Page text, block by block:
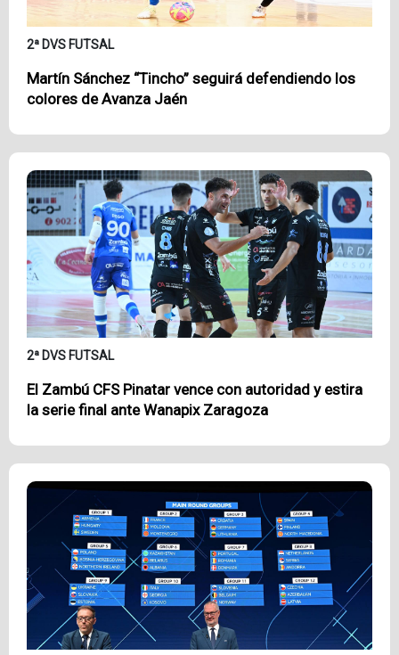
2ª DVS FUTSAL
Martín Sánchez “Tincho” seguirá defendiendo los
colores de Avanza Jaén
2ª DVS FUTSAL
El Zambú CFS Pinatar vence con autoridad y estira
la serie final ante Wanapix Zaragoza